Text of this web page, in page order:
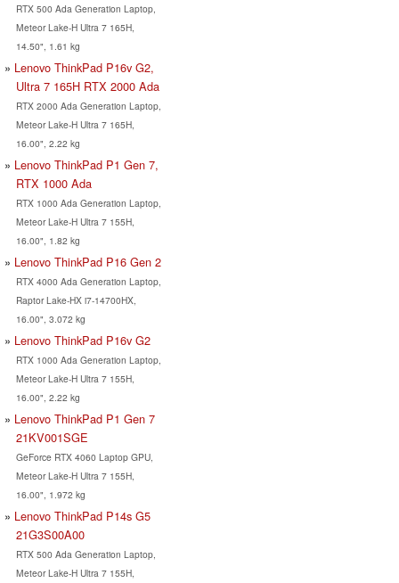
RTX 500 Ada Generation Laptop,
Meteor Lake-H Ultra 7 165H,
14.50", 1.61 kg
Lenovo ThinkPad P16v G2,
Ultra 7 165H RTX 2000 Ada
RTX 2000 Ada Generation Laptop,
Meteor Lake-H Ultra 7 165H,
16.00", 2.22 kg
Lenovo ThinkPad P1 Gen 7,
RTX 1000 Ada
RTX 1000 Ada Generation Laptop,
Meteor Lake-H Ultra 7 155H,
16.00", 1.82 kg
Lenovo ThinkPad P16 Gen 2
RTX 4000 Ada Generation Laptop,
Raptor Lake-HX i7-14700HX,
16.00", 3.072 kg
Lenovo ThinkPad P16v G2
RTX 1000 Ada Generation Laptop,
Meteor Lake-H Ultra 7 155H,
16.00", 2.22 kg
Lenovo ThinkPad P1 Gen 7
21KV001SGE
GeForce RTX 4060 Laptop GPU,
Meteor Lake-H Ultra 7 155H,
16.00", 1.972 kg
Lenovo ThinkPad P14s G5
21G3S00A00
RTX 500 Ada Generation Laptop,
Meteor Lake-H Ultra 7 155H,